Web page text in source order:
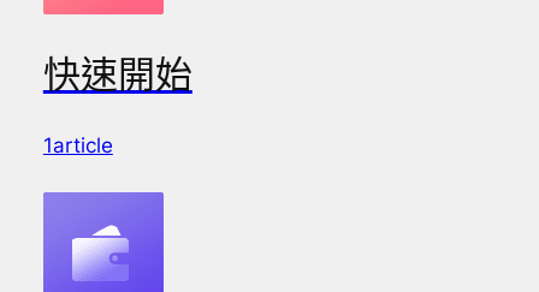
快速開始
1article